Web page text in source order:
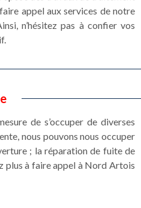
appel aux services de notre
n’hésitez pas à confier vos
de s’occuper de diverses
nous pouvons nous occuper
; la réparation de fuite de
plus à faire appel à Nord Artois